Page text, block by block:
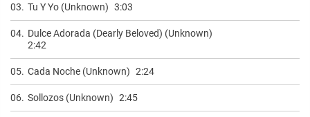
03. Tu Y Yo (Unknown) 3:03
04. Dulce Adorada (Dearly Beloved) (Unknown)
2:42
05. Cada Noche (Unknown) 2:24
06. Sollozos (Unknown) 2:45